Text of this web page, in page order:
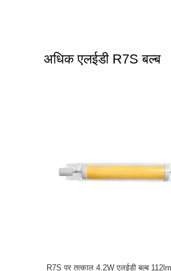
अधिक एलईडी R7S बल्ब
4W एलईडी R7S 78 मिमी